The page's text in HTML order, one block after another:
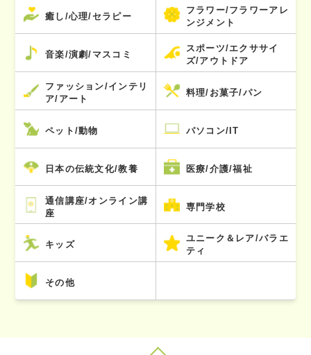
癒し/心理/セラピー
フラワー/フラワーアレ
ンジメント
音楽/演劇/マスコミ
スポーツ/エクササイ
ズ/アウトドア
ファッション/インテリ
ア/アート
料理/お菓子/パン
ペット/動物 パソコン/IT
日本の伝統文化/教養 医療/介護/福祉
通信講座/オンライン講
座
専門学校
キッズ
ユニーク＆レア/バラエ
ティ
その他